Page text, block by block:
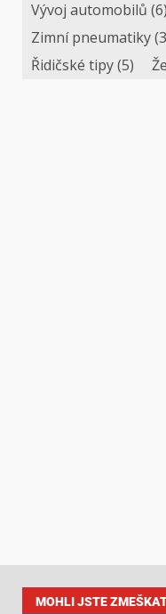
Vývoj automobilů (6)
Zimní pneumatiky
Řidičské tipy(5)
MOHLI JSTE